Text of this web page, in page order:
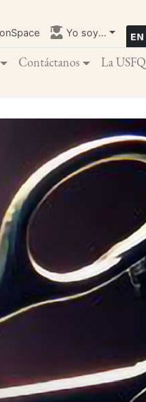
Yo soy...
Contáctanos La USFQ